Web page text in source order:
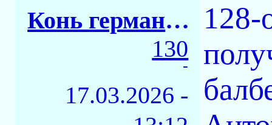
Конь германский
130
-
17.03.2026 -
128-